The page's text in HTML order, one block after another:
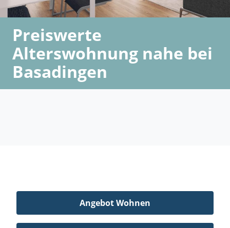
Preiswerte
Alterswohnung nahe bei
Basadingen
Angebot Wohnen